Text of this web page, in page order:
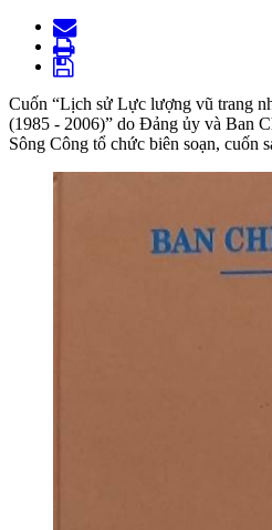
Cuốn “Lịch sử Lực lượng vũ trang
(1985 - 2006)” do Đảng ủy và Ban
Sông Công tổ chức biên soạn, cuốn